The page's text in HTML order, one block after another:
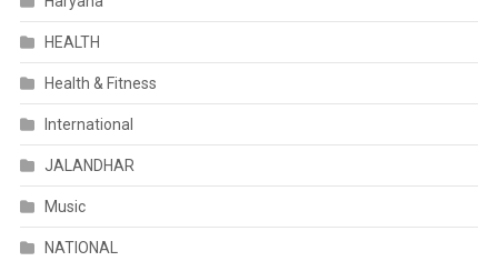
HEALTH
Health & Fitness
International
JALANDHAR
Music
NATIONAL